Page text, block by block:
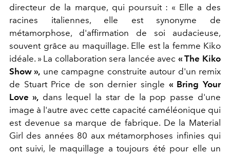
directeur de la marque, qui poursuit : « Elle a des
racines italiennes, elle est synonyme de
métamorphose, d'affirmation de soi audacieuse,
souvent grâce au maquillage. Elle est la femme Kiko
idéale. » La collaboration sera lancée avec « The Kiko
Show », une campagne construite autour d'un remix
de Stuart Price de son dernier single « Bring Your
Love »,dans lequel la star de la pop passe d'une
image à l'autre avec cette capacité caméléonique qui
est devenue sa marque de fabrique. De la Material
Girl des années 80 aux métamorphoses infinies qui
ont suivi, le maquillage a toujours été pour elle un